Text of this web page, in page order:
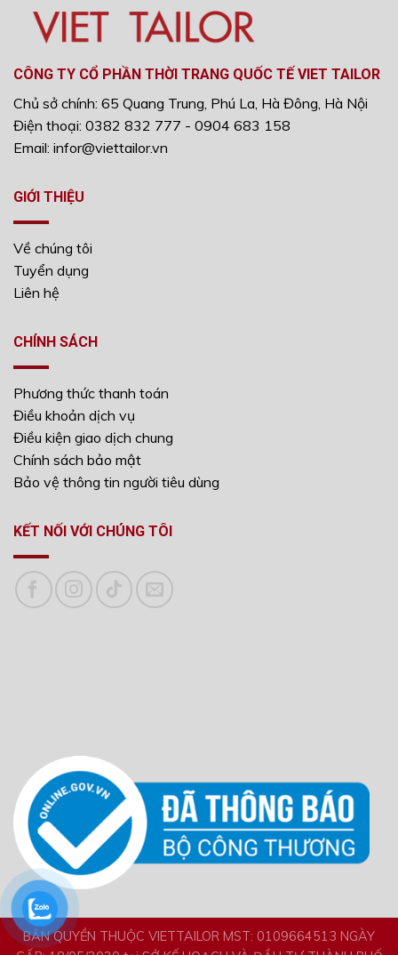
CÔNG TY CỔ PHẦN THỜI TRANG QUỐC TẾ VIET TAILOR
Chủ sở chính: 65 Quang Trung, Phú La, Hà Đông, Hà Nội
Điện thoại: 0382 832 777 - 0904 683 158
Email: infor@viettailor.vn
GIỚI THIỆU
Về chúng tôi
Tuyển dụng
Liên hệ
CHÍNH SÁCH
Phương thức thanh toán
Điều khoản dịch vụ
Điều kiện giao dịch chung
Chính sách bảo mật
Bảo vệ thông tin người tiêu dùng
KẾT NỐI VỚI CHÚNG TÔI
BẢN QUYỀN THUỘC VIETTAILOR MST: 0109664513 NGÀY